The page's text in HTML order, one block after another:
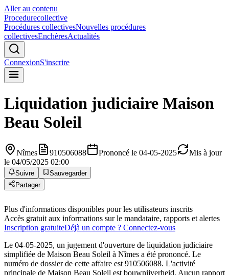
Aller au contenu
Procedurecollective
Procédures collectivesNouvelles procédures
collectivesEnchèresActualités
ConnexionS'inscrire
Liquidation judiciaire Maison
Beau Soleil
Nîmes 910506088 Prononcé le 04-05-2025
Mis à jour
le 04/05/2025 02:00
Suivre
Sauvegarder
Partager
Plus d'informations disponibles pour les utilisateurs inscrits
Accès gratuit aux informations sur le mandataire, rapports et alertes
Inscription gratuiteDéjà un compte ? Connectez-vous
Le 04-05-2025, un jugement d'ouverture de liquidation judiciaire
simplifiée de Maison Beau Soleil à Nîmes a été prononcé. Le
numéro de dossier de cette affaire est 910506088. L'activité
principale de Maison Beau Soleil est bouwnijverheid. Aucun rapport